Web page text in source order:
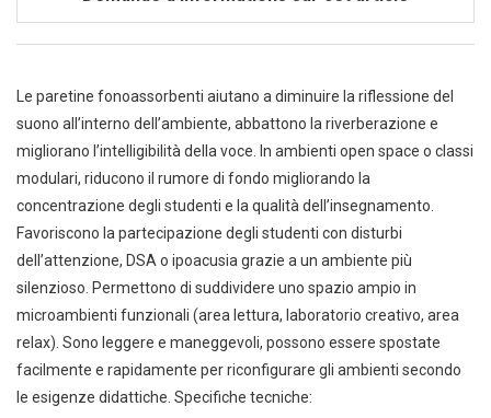
Le paretine fonoassorbenti aiutano a diminuire la riflessione del
suono all’interno dell’ambiente, abbattono la riverberazione e
migliorano l’intelligibilità della voce. In ambienti open space o classi
modulari, riducono il rumore di fondo migliorando la
concentrazione degli studenti e la qualità dell’insegnamento.
Favoriscono la partecipazione degli studenti con disturbi
dell’attenzione, DSA o ipoacusia grazie a un ambiente più
silenzioso. Permettono di suddividere uno spazio ampio in
microambienti funzionali (area lettura, laboratorio creativo, area
relax). Sono leggere e maneggevoli, possono essere spostate
facilmente e rapidamente per riconfigurare gli ambienti secondo
le esigenze didattiche. Specifiche tecniche: